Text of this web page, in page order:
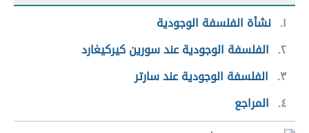
١ نشأة الفلسفة الوجودية
٢ الفلسفة الوجودية عند سورين كيركيغارد
٣
الفلسفة الوجودية عند سارتر
٤
المراجع